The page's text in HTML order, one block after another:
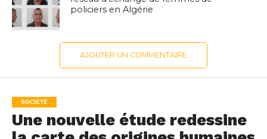
policiers en Algérie
AJOUTER UN COMMENTAIRE
SOCIÉTÉ
Une nouvelle étude redessine